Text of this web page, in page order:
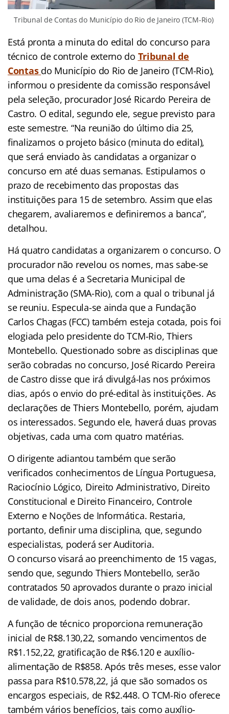
Tribunal de Contas do Município do Rio de Janeiro (TCM-Rio)
Está pronta a minuta do edital do concurso para
técnico de controle externo do Tribunal de
Contas do Município do Rio de Janeiro (TCM-Rio),
informou o presidente da comissão responsável
pela seleção, procurador José Ricardo Pereira de
Castro. O edital, segundo ele, segue previsto para
este semestre. “Na reunião do último dia 25,
finalizamos o projeto básico (minuta do edital),
que será enviado às candidatas a organizar o
concurso em até duas semanas. Estipulamos o
prazo de recebimento das propostas das
instituições para 15 de setembro. Assim que elas
chegarem, avaliaremos e definiremos a banca”,
detalhou.
Há quatro candidatas a organizarem o concurso. O
procurador não revelou os nomes, mas sabe-se
que uma delas é a Secretaria Municipal de
Administração (SMA-Rio), com a qual o tribunal já
se reuniu. Especula-se ainda que a Fundação
Carlos Chagas (FCC) também esteja cotada, pois foi
elogiada pelo presidente do TCM-Rio, Thiers
Montebello. Questionado sobre as disciplinas que
serão cobradas no concurso, José Ricardo Pereira
de Castro disse que irá divulgá-las nos próximos
dias, após o envio do pré-edital às instituições. As
declarações de Thiers Montebello, porém, ajudam
os interessados. Segundo ele, haverá duas provas
objetivas, cada uma com quatro matérias.
O dirigente adiantou também que serão
verificados conhecimentos de Língua Portuguesa,
Raciocínio Lógico, Direito Administrativo, Direito
Constitucional e Direito Financeiro, Controle
Externo e Noções de Informática. Restaria,
portanto, definir uma disciplina, que, segundo
especialistas, poderá ser Auditoria.
O concurso visará ao preenchimento de 15 vagas,
sendo que, segundo Thiers Montebello, serão
contratados 50 aprovados durante o prazo inicial
de validade, de dois anos, podendo dobrar.
A função de técnico proporciona remuneração
inicial de R$8.130,22, somando vencimentos de
R$1.152,22, gratificação de R$6.120 e auxílio-
alimentação de R$858. Após três meses, esse valor
passa para R$10.578,22, já que são somados os
encargos especiais, de R$2.448. O TCM-Rio oferece
também vários benefícios, tais como auxílio-